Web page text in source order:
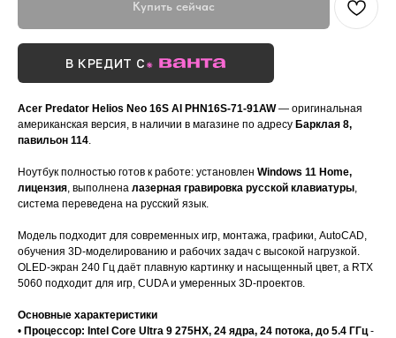
Купить сейчас
В КРЕДИТ С
Acer Predator Helios Neo 16S AI PHN16S-71-91AW— оригинальная
американская версия, в наличии в магазине по адресу Барклая 8,
павильон 114.
Ноутбук полностью готов к работе: установлен Windows 11 Home,
лицензия, выполнена лазерная гравировка русской клавиатуры,
система переведена на русский язык.
Модель подходит для современных игр, монтажа, графики, AutoCAD,
обучения 3D-моделированию и рабочих задач с высокой нагрузкой.
OLED-экран 240 Гц даёт плавную картинку и насыщенный цвет, а RTX
5060 подходит для игр, CUDA и умеренных 3D-проектов.
Основные характеристики
• Процессор: Intel Core Ultra 9 275HX, 24 ядра, 24 потока, до 5.4 ГГц-